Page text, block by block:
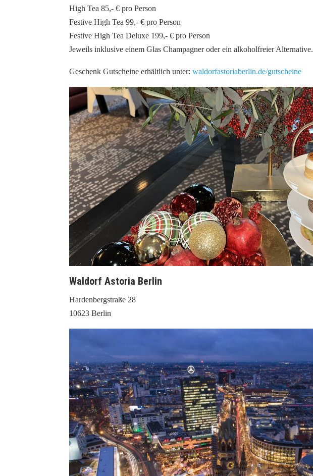
High Tea 85,- € pro Person
Festive High Tea 99,- € pro Person
Festive High Tea Deluxe 199,- € pro Person
Jeweils inklusive einem Glas Champagner oder ein alkoholfreier Alternative.
Geschenk Gutscheine erhältlich unter: waldorfastoriaberlin.de/gutscheine
Waldorf Astoria Berlin
Hardenbergstraße 28
10623 Berlin